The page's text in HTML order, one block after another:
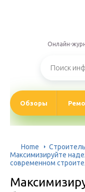
Онлайн-
Обзоры
Home
Максимизируйте
современном